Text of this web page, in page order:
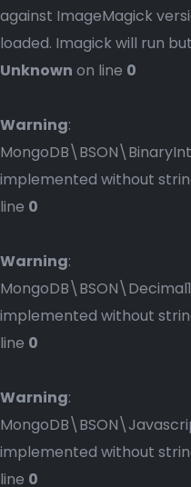
against ImageMagick
loaded. Imagick will run
Unknown on line 0
Warning:
implemented without
line 0
Warning:
implemented without
line 0
Warning:
implemented without
line 0